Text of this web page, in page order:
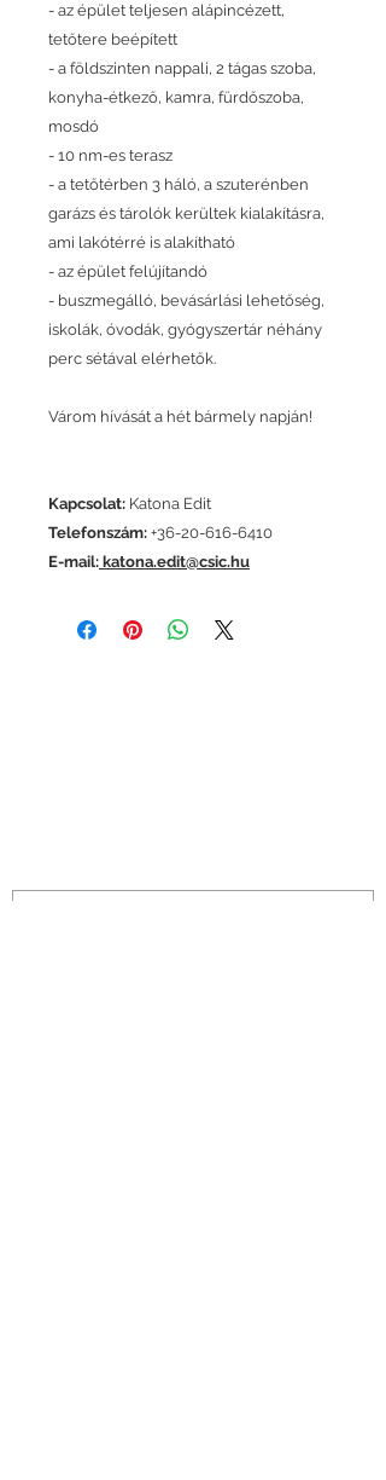
- az épület teljesen alápincézett,
tetőtere beépített
- a földszinten nappali, 2 tágas szoba,
konyha-étkező, kamra, fürdőszoba,
mosdó
- 10 nm-es terasz
- a tetőtérben 3 háló, a szuterénben
garázs és tárolók kerültek kialakításra,
ami lakótérré is alakítható
- az épület felújítandó
- buszmegálló, bevásárlási lehetőség,
iskolák, óvodák, gyógyszertár néhány
perc sétával elérhetők.
Várom hívását a hét bármely napján!
Kapcsolat: Katona Edit
Telefonszám: +36-20-616-6410
E-mail: katona.edit@csic.hu